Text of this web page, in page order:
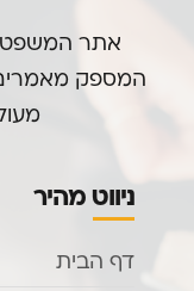
אתר המשפט
המספק
ניווט מהיר
דף הבית